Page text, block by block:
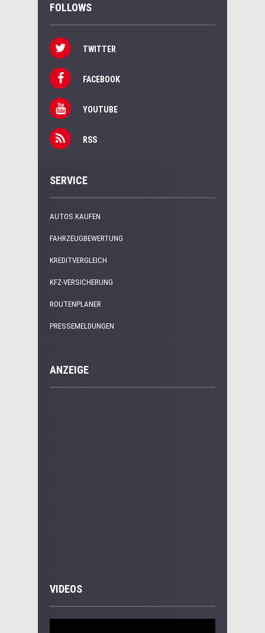
FOLLOWS
TWITTER
FACEBOOK
YOUTUBE
RSS
SERVICE
AUTOS KAUFEN
FAHRZEUGBEWERTUNG
KREDITVERGLEICH
KFZ-VERSICHERUNG
ROUTENPLANER
PRESSEMELDUNGEN
ANZEIGE
VIDEOS